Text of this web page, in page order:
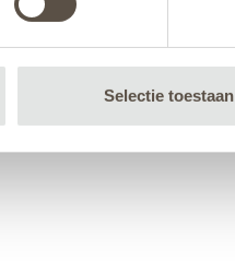
Selectie toestaan